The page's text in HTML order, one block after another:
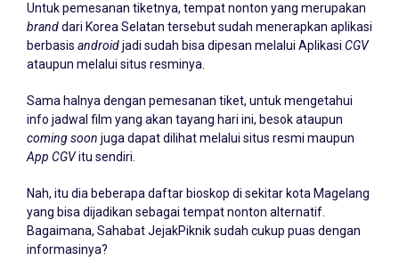
Untuk pemesanan tiketnya, tempat nonton yang merupakan
branddari Korea Selatan tersebut sudah menerapkan aplikasi
berbasis androidjadi sudah bisa dipesan melalui Aplikasi CGV
ataupun melalui situs resminya.
Sama halnya dengan pemesanan tiket, untuk mengetahui
info jadwal film yang akan tayang hari ini, besok ataupun
coming soon juga dapat dilihat melalui situs resmi maupun
App CGVitu sendiri.
Nah, itu dia beberapa daftar bioskop di sekitar kota Magelang
yang bisa dijadikan sebagai tempat nonton alternatif.
Bagaimana, Sahabat JejakPiknik sudah cukup puas dengan
informasinya?